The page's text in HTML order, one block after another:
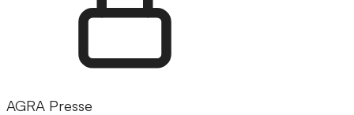
AGRA Presse